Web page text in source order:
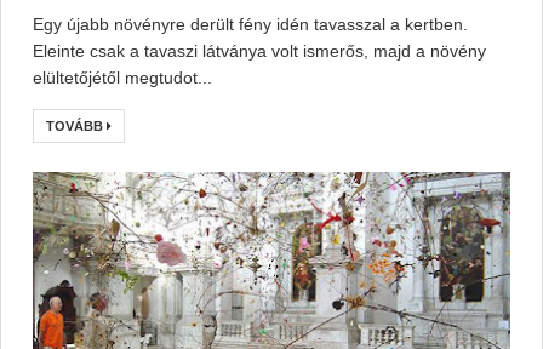
Egy újabb növényre derült fény idén tavasszal a kertben.
Eleinte csak a tavaszi látványa volt ismerős, majd a növény
elültetőjétől megtudot...
TOVÁBB